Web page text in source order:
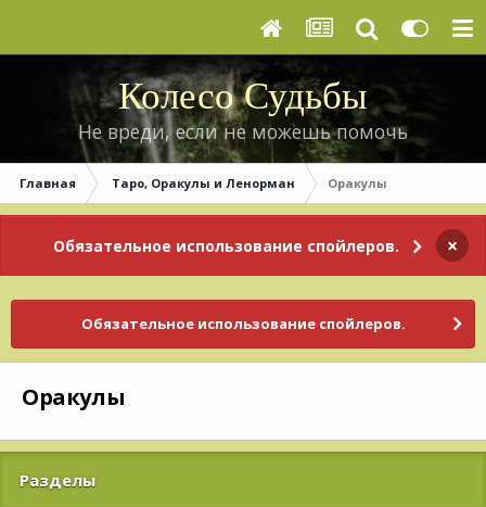
Колесо Судьбы
Не вреди, если не можешь помочь
Главная Таро, Оракулы и Ленорман Оракулы
Обязательное использование спойлеров. ×
Обязательное использование спойлеров.
Оракулы
Разделы